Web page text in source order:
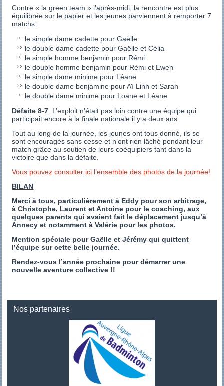
Contre « la green team » l’après-midi, la rencontre est plus
équilibrée sur le papier et les jeunes parviennent à remporter 7
matchs :
le simple dame cadette pour Gaëlle
le double dame cadette pour Gaëlle et Célia
le simple homme benjamin pour Rémi
le double homme benjamin pour Rémi et Ewen
le simple dame minime pour Léane
le double dame benjamine pour Aï-Linh et Sarah
le double dame minime pour Loane et Léane
Défaite 8-7 . L’exploit n’était pas loin contre une équipe qui
participait encore à la finale nationale il y a deux ans.
Tout au long de la journée, les jeunes ont tous donné, ils se
sont encouragés sans cesse et n’ont rien lâché pendant leur
match grâce au soutien de leurs coéquipiers tant dans la
victoire que dans la défaite.
Vous pouvez consulter ici l’ensemble des photos de la journée!
BILAN
Merci à tous, particulièrement à Eddy pour son arbitrage,
à Christophe, Laurent et Antoine pour le coaching, aux
quelques parents qui avaient fait le déplacement jusqu’à
Annecy et notamment à Valérie pour les photos.
Mention spéciale pour Gaëlle et Jérémy qui quittent
l’équipe sur cette belle journée.
Rendez-vous l’année prochaine pour démarrer une
nouvelle aventure collective !!
Nos partenaires